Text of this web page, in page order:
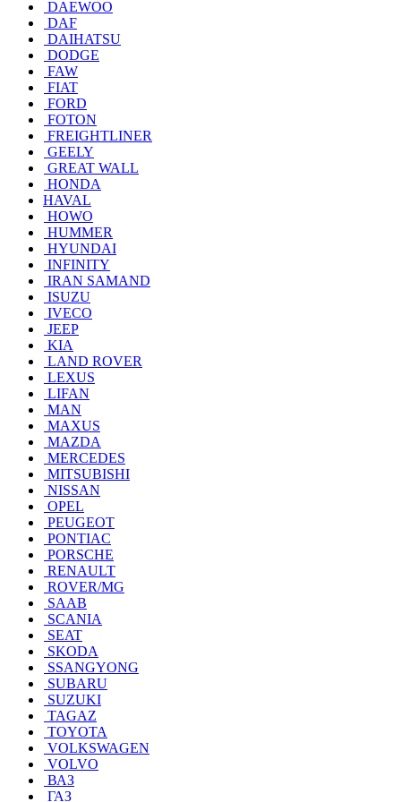
DAEWOO
DAF
DAIHATSU
DODGE
FAW
FIAT
FORD
FOTON
FREIGHTLINER
GEELY
GREAT WALL
HONDA
HAVAL
HOWO
HUMMER
HYUNDAI
INFINITY
IRAN SAMAND
ISUZU
IVECO
JEEP
KIA
LAND ROVER
LEXUS
LIFAN
MAN
MAXUS
MAZDA
MERCEDES
MITSUBISHI
NISSAN
OPEL
PEUGEOT
PONTIAC
PORSCHE
RENAULT
ROVER/MG
SAAB
SCANIA
SEAT
SKODA
SSANGYONG
SUBARU
SUZUKI
TAGAZ
TOYOTA
VOLKSWAGEN
VOLVO
ВАЗ
ГАЗ